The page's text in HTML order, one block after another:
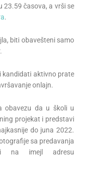
23.59 časova, a vrši se
.
biti obavešteni samo
kandidati aktivno prate
onlajn.
obavezu da u školi u
projekat i predstavi
do juna 2022.
sa predavanja
imejl adresu